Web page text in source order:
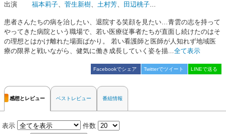
出演
福本莉子、 菅生新樹、 土村芳、 田辺桃子...
患者さんたちの病を治したい、退院する笑顔を見たい…青雲の志を持って
やってきた病院という職場で、若い医療従事者たちが直面し続けたのはそ
の理想とはかけ離れた場面ばかり。 若い看護師と医師が人知れず地域医
療の限界と戦いながら、健気に働き成長していく姿を描...全て表示
Facebookでシェア Twitterでツイート LINEで送る
感想とレビュー ベストレビュー 番組情報
表示
件数